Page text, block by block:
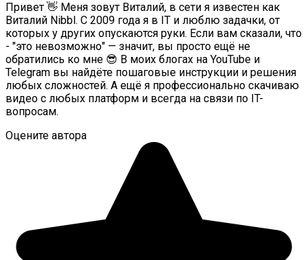
Привет 👋 Меня зовут Виталий, в сети я известен как
Виталий Nibbl. С 2009 года я в IT и люблю задачки, от
которых у других опускаются руки. Если вам сказали, что
- "это невозможно" — значит, вы просто ещё не
обратились ко мне 😎 В моих блогах на YouTube и
Telegram вы найдёте пошаговые инструкции и решения
любых сложностей. А ещё я профессионально скачиваю
видео с любых платформ и всегда на связи по IT-
вопросам.
Оцените автора